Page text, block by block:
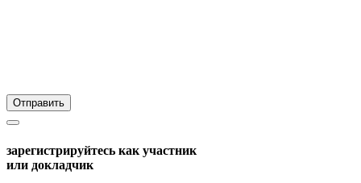
зарегистрируйтесь как участник
или докладчик